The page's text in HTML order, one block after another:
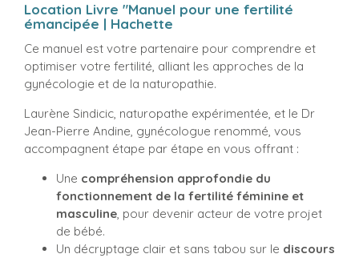
Location Livre "Manuel pour une fertilité
émancipée | Hachette
Ce manuel est votre partenaire pour comprendre et
optimiser votre fertilité, alliant les approches de la
gynécologie et de la naturopathie.
Laurène Sindicic, naturopathe expérimentée, et le Dr
Jean-Pierre Andine, gynécologue renommé, vous
accompagnent étape par étape en vous offrant :
Une compréhension approfondie du
fonctionnement de la fertilité féminine et
masculine, pour devenir acteur de votre projet
de bébé.
Un décryptage clair et sans tabou sur le discours